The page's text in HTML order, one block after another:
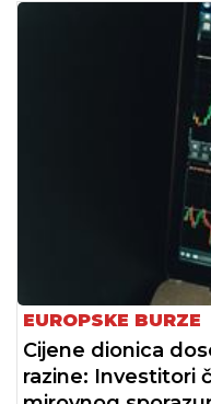
EUROPSKE BURZE
Cijene dionica
razine: Investitori